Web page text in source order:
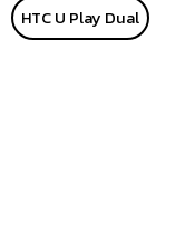
HTC U Play Dual